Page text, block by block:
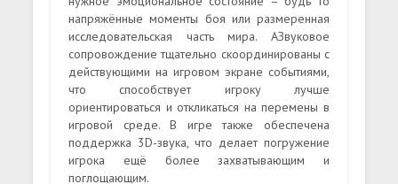
напряжённые моменты боя или размеренная
исследовательская часть мира. АЗвуковое
сопровождение тщательно скоординированы с
действующими на игровом экране событиями,
что способствует игроку лучше
ориентироваться и откликаться на перемены в
игровой среде. В игре также обеспечена
поддержка 3D-звука, что делает погружение
игрока ещё более захватывающим и
поглощающим.